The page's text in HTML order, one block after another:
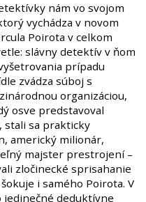
nám vo svojom
vychádza v novom
Poirota v celkom
slávny detektív v ňom
prípadu
zvádza súboj s
organizáciou,
osve predstavoval
stali sa prakticky
americký milionár,
majster prestrojení –
zločinecké sprisahanie
i samého Poirota. V
deduktívne